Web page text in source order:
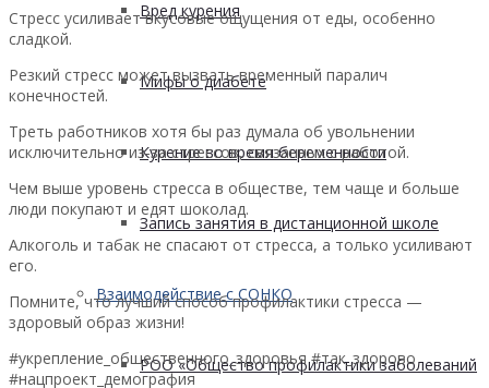
Вред курения
Мифы о диабете
Курение во время беременности
Запись занятия в дистанционной школе
Взаимодействие с СОНКО
РОО «Общество профилактики заболеваний
Стресс усиливает вкусовые ощущения от еды, особенно
сладкой.
Резкий стресс может вызвать временный паралич
конечностей.
Треть работников хотя бы раз думала об увольнении
исключительно из-за стрессов, связанных с работой.
Чем выше уровень стресса в обществе, тем чаще и больше
люди покупают и едят шоколад.
Алкоголь и табак не спасают от стресса, а только усиливают
его.
Помните, что лучший способ профилактики стресса —
здоровый образ жизни!
#укрепление_общественного_здоровья #так_здорово
#нацпроект_демография